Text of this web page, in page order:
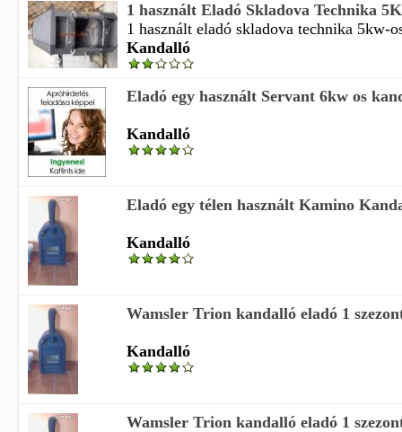
1 használt Eladó Skladova Technika
1 használt eladó skladova technika 5kw-
Kandalló
Eladó egy használt Servant 6kw os
Kandalló
Eladó egy télen használt Kamino
Kandalló
Wamsler Trion kandalló eladó 1
Kandalló
Wamsler Trion kandalló eladó 1